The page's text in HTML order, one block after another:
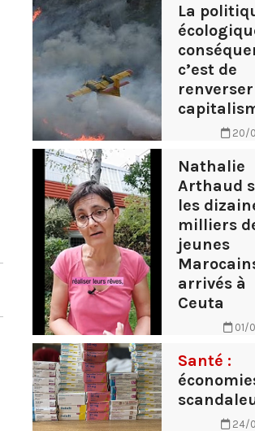
La
c’est de
20/
Nathalie
Arthaud
les
milliers
jeunes
arrivés à
Ceuta
01/
Santé :
24/